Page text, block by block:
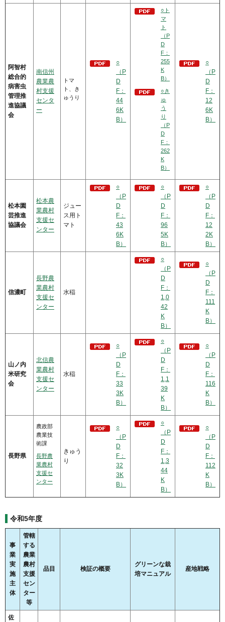
阿智村
総合的
病害虫
管理推
進協議
会
南信州
農業農
村支援
センタ
ー
トマ
ト、き
ゅうり
○
（P
D
F：
44
6K
B）
○ト
マ
ト
（P
D
F：
255
K
B）
○き
ゅ
う
り
（P
D
F：
262
K
B）
○
（P
D
F：
12
6K
B）
松本園
芸推進
協議会
松本農
業農村
支援セ
ンター
ジュー
ス用ト
マト
○
（P
D
F：
43
6K
B）
○
（P
D
F：
96
5K
B）
○
（P
D
F：
12
2K
B）
信濃町
長野農
業農村
支援セ
ンター
水稲
○
（P
D
F：
1,0
42
K
B）
○
（P
D
F：
111
K
B）
山ノ内
米研究
会
北信農
業農村
支援セ
ンター
水稲
○
（P
D
F：
33
3K
B）
○
（P
D
F：
1,1
39
K
B）
○
（P
D
F：
116
K
B）
長野県
農政部
農業技
術課
長野農
業農村
支援セ
ンター
きゅう
り
○
（P
D
F：
32
3K
B）
○
（P
D
F：
1,3
44
K
B）
○
（P
D
F：
112
K
B）
令和5年度
事
業
実
施
主
体
管轄
する
農業
農村
支援
セン
ター
等
品目 検証の概要
グリーンな栽
培マニュアル
産地戦略
佐